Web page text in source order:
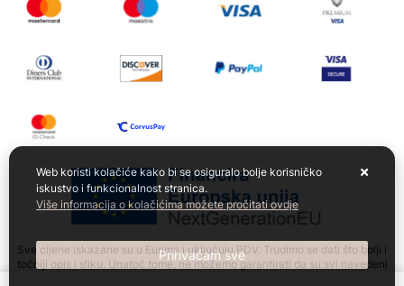
Sve cijene iskazane su u Eurima i uključuju PDV. Trudimo se dati što bolji i
točniji opis i sliku. Unatoč tome, ne možemo garantirati da su svi navedeni
Web koristi kolačiće kako bi se osiguralo bolje korisničko
iskustvo i funkcionalnost stranica.
Više informacija o kolačićima možete pročitati ovdje
Prihvaćam sve